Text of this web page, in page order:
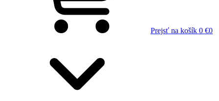
Prejsť na košík 0 €0